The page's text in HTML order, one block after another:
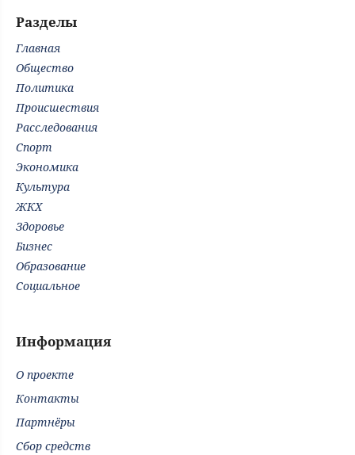
Разделы
Главная
Общество
Политика
Происшествия
Расследования
Спорт
Экономика
Культура
ЖКХ
Здоровье
Бизнес
Образование
Социальное
Информация
О проекте
Контакты
Партнёры
Сбор средств